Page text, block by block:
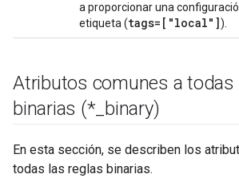
a proporcionar una
etiqueta (tags=["local"]).
Atributos comunes a todas
binarias (* binary)
En esta sección, se describen los
todas las reglas binarias.